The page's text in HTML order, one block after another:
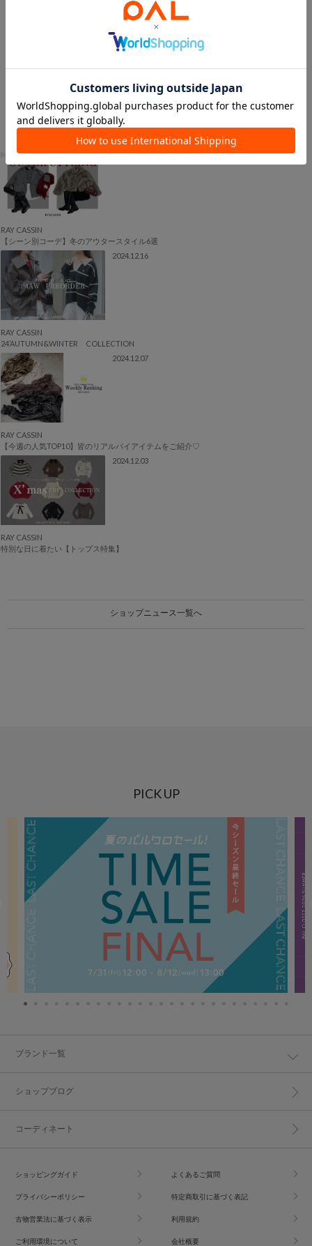
＞アイテム一覧はこちら
2024.12.17
RAY CASSIN
【シーン別コーデ】冬のアウタースタイル6選
2024.12.16
RAY CASSIN
24’AUTUMN&WINTER COLLECTION
2024.12.07
RAY CASSIN
【今週の人気TOP10】皆のリアルバイアイテムをご紹介♡
2024.12.03
RAY CASSIN
特別な日に着たい【トップス特集】
ショップニュース一覧へ
PICK UP
ブランド一覧
ショップブログ
コーディネート
ショッピングガイド よくあるご質問
プライバシーポリシー 特定商取引に基づく表記
古物営業法に基づく表示 利用規約
ご利用環境について 会社概要